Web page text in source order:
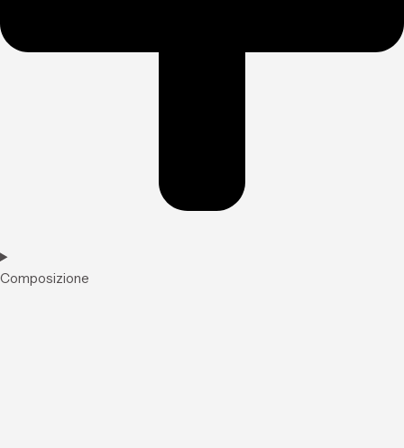
Composizione